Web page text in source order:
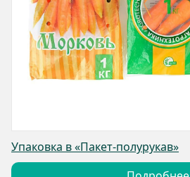
Упаковка в «Пакет-полурукав»